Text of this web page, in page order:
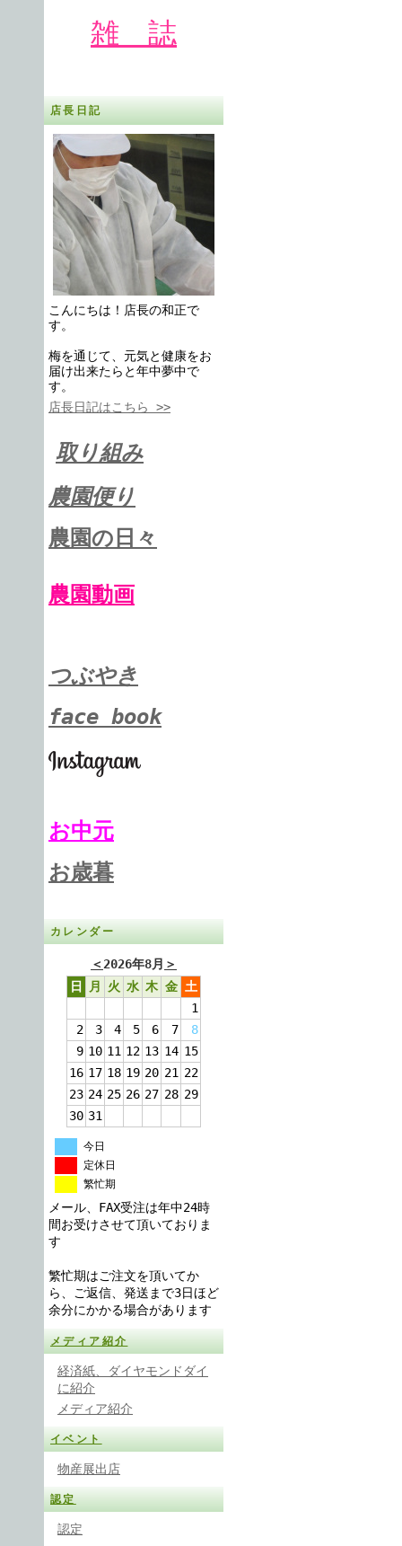
雑 誌
店長日記
こんにちは！店長の和正で
す。
梅を通じて、元気と健康をお
届け出来たらと年中夢中で
す。
店長日記はこちら >>
取り組み
農園便り
農園の日々
農園動画
つぶやき
face book
お中元
お歳暮
カレンダー
＜ 2026年8月 ＞
日
月 火 水 木 金 土
1
2
3 4 5 6 7
8
9 10 11 12 13 14 15
16 17 18 19 20 21 22
23 24 25 26 27 28 29
30 31
今日
定休日
繁忙期
メール、FAX受注は年中24時
間お受けさせて頂いておりま
す
繁忙期はご注文を頂いてか
ら、ご返信、発送まで3日ほど
余分にかかる場合があります
メディア紹介
経済紙、ダイヤモンドダイ
に紹介
メディア紹介
イベント
物産展出店
認定
認定